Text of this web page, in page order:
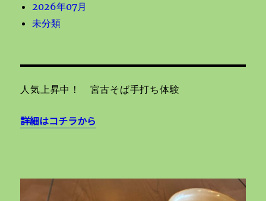
2026年07月
未分類
人気上昇中！ 宮古そば手打ち体験
詳細はコチラから